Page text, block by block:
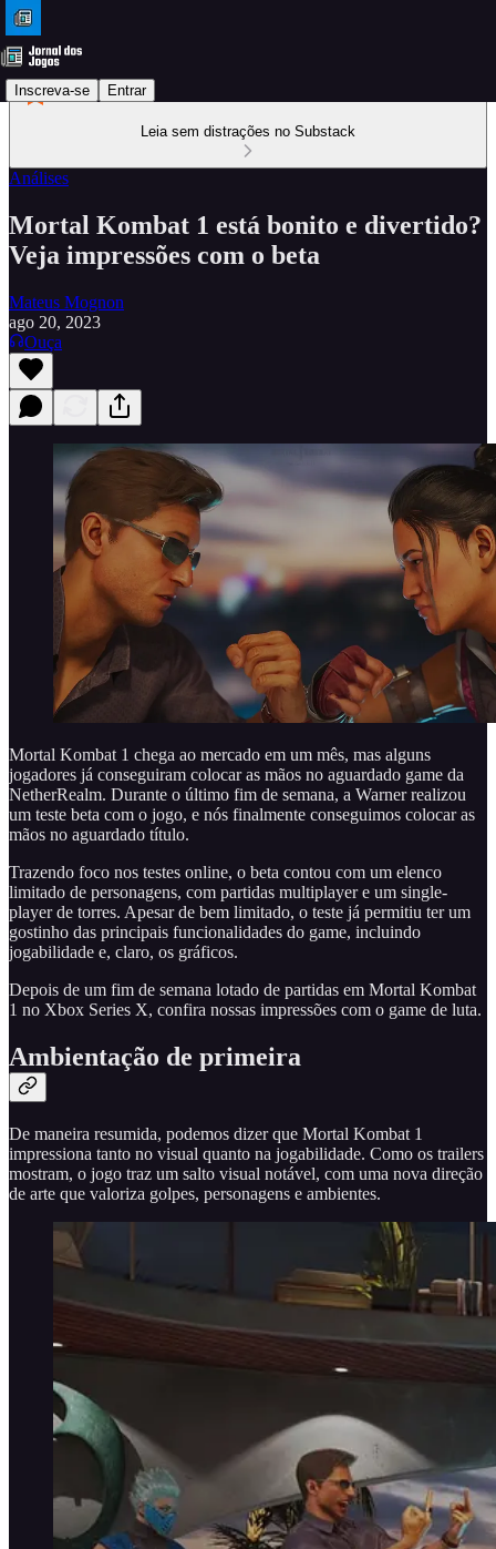
Inscreva-se Entrar
Leia sem distrações no Substack
Análises
Mortal Kombat 1 está bonito e divertido?
Veja impressões com o beta
Mateus Mognon
ago 20, 2023
Ouça
Mortal Kombat 1 chega ao mercado em um mês, mas alguns
jogadores já conseguiram colocar as mãos no aguardado game da
NetherRealm. Durante o último fim de semana, a Warner realizou
um teste beta com o jogo, e nós finalmente conseguimos colocar as
mãos no aguardado título.
Trazendo foco nos testes online, o beta contou com um elenco
limitado de personagens, com partidas multiplayer e um single-
player de torres. Apesar de bem limitado, o teste já permitiu ter um
gostinho das principais funcionalidades do game, incluindo
jogabilidade e, claro, os gráficos.
Depois de um fim de semana lotado de partidas em Mortal Kombat
1 no Xbox Series X, confira nossas impressões com o game de luta.
Ambientação de primeira
De maneira resumida, podemos dizer que Mortal Kombat 1
impressiona tanto no visual quanto na jogabilidade. Como os trailers
mostram, o jogo traz um salto visual notável, com uma nova direção
de arte que valoriza golpes, personagens e ambientes.